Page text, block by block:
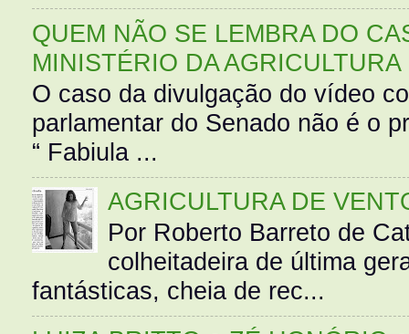
QUEM NÃO SE LEMBRA DO
MINISTÉRIO DA AGRICULTURA
O caso da divulgação do vídeo
parlamentar do Senado não é o
“ Fabiula ...
AGRICULTURA DE
Por Roberto Barreto de
colheitadeira de última
fantásticas, cheia de rec...